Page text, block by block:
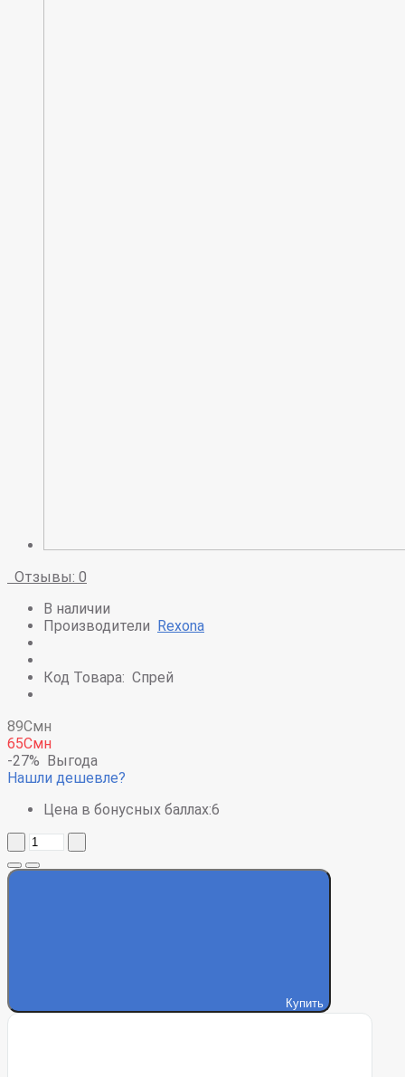
Отзывы: 0
В наличии
Производители Rexona
Код Товара: Спрей
89Смн
65Смн
-27% Выгода
Нашли дешевле?
Цена в бонусных баллах:6
Купить